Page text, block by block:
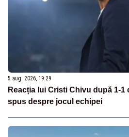
5 aug. 2026, 19:29
Reacția lui Cristi Chivu după 1-1
spus despre jocul echipei